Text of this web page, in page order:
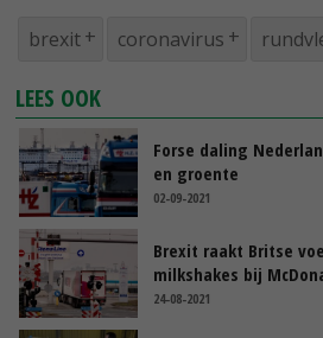
brexit coronavirus
LEES OOK
Forse daling
en groente
02-09-2021
Brexit raakt Britse
milkshakes bij
24-08-2021